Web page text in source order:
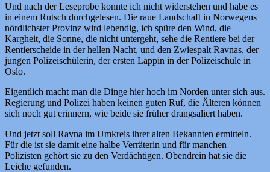
Und nach der Leseprobe konnte ich nicht widerstehen und habe es
in einem Rutsch durchgelesen. Die raue Landschaft in Norwegens
nördlichster Provinz wird lebendig, ich spüre den Wind, die
Kargheit, die Sonne, die nicht untergeht, sehe die Rentiere bei der
Rentierscheide in der hellen Nacht, und den Zwiespalt Ravnas, der
jungen Polizeischülerin, der ersten Lappin in der Polizeischule in
Oslo.
Eigentlich macht man die Dinge hier hoch im Norden unter sich aus.
Regierung und Polizei haben keinen guten Ruf, die Älteren können
sich noch gut erinnern, wie beide sie früher drangsaliert haben.
Und jetzt soll Ravna im Umkreis ihrer alten Bekannten ermitteln.
Für die ist sie damit eine halbe Verräterin und für manchen
Polizisten gehört sie zu den Verdächtigen. Obendrein hat sie die
Leiche gefunden.